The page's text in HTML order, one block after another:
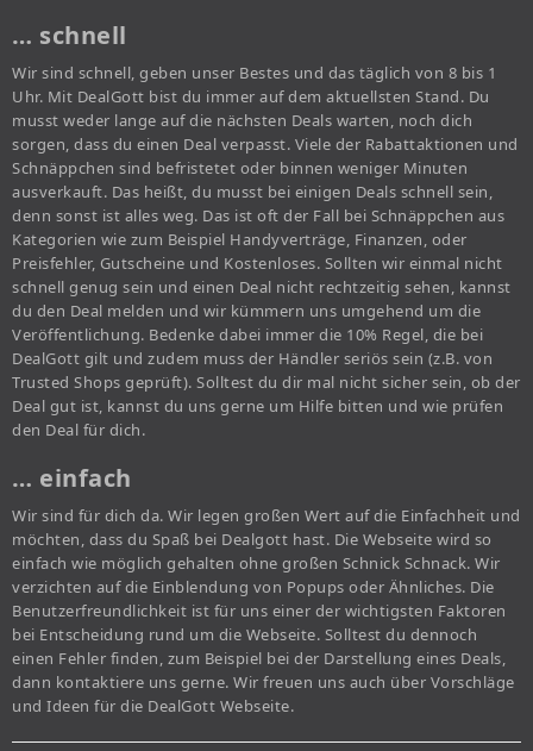
… schnell
Wir sind schnell, geben unser Bestes und das täglich von 8 bis 1
Uhr. Mit DealGott bist du immer auf dem aktuellsten Stand. Du
musst weder lange auf die nächsten Deals warten, noch dich
sorgen, dass du einen Deal verpasst. Viele der Rabattaktionen und
Schnäppchen sind befristetet oder binnen weniger Minuten
ausverkauft. Das heißt, du musst bei einigen Deals schnell sein,
denn sonst ist alles weg. Das ist oft der Fall bei Schnäppchen aus
Kategorien wie zum Beispiel Handyverträge, Finanzen, oder
Preisfehler, Gutscheine und Kostenloses. Sollten wir einmal nicht
schnell genug sein und einen Deal nicht rechtzeitig sehen, kannst
du den Deal melden und wir kümmern uns umgehend um die
Veröffentlichung. Bedenke dabei immer die 10% Regel, die bei
DealGott gilt und zudem muss der Händler seriös sein (z.B. von
Trusted Shops geprüft). Solltest du dir mal nicht sicher sein, ob der
Deal gut ist, kannst du uns gerne um Hilfe bitten und wie prüfen
den Deal für dich.
… einfach
Wir sind für dich da. Wir legen großen Wert auf die Einfachheit und
möchten, dass du Spaß bei Dealgott hast. Die Webseite wird so
einfach wie möglich gehalten ohne großen Schnick Schnack. Wir
verzichten auf die Einblendung von Popups oder Ähnliches. Die
Benutzerfreundlichkeit ist für uns einer der wichtigsten Faktoren
bei Entscheidung rund um die Webseite. Solltest du dennoch
einen Fehler finden, zum Beispiel bei der Darstellung eines Deals,
dann kontaktiere uns gerne. Wir freuen uns auch über Vorschläge
und Ideen für die DealGott Webseite.